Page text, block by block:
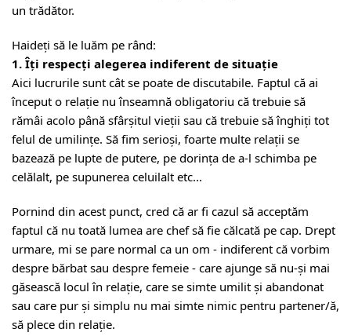
un trădător.
Haideți să le luăm pe rând:
1. Îți respecți alegerea indiferent de situație
Aici lucrurile sunt cât se poate de discutabile. Faptul că ai
început o relație nu înseamnă obligatoriu că trebuie să
rămâi acolo până sfârșitul vieții sau că trebuie să înghiți tot
felul de umilințe. Să fim serioși, foarte multe relații se
bazează pe lupte de putere, pe dorința de a-l schimba pe
celălalt, pe supunerea celuilalt etc...
Pornind din acest punct, cred că ar fi cazul să acceptăm
faptul că nu toată lumea are chef să fie călcată pe cap. Drept
urmare, mi se pare normal ca un om - indiferent că vorbim
despre bărbat sau despre femeie - care ajunge să nu-și mai
găsească locul în relație, care se simte umilit și abandonat
sau care pur și simplu nu mai simte nimic pentru partener/ă,
să plece din relație.